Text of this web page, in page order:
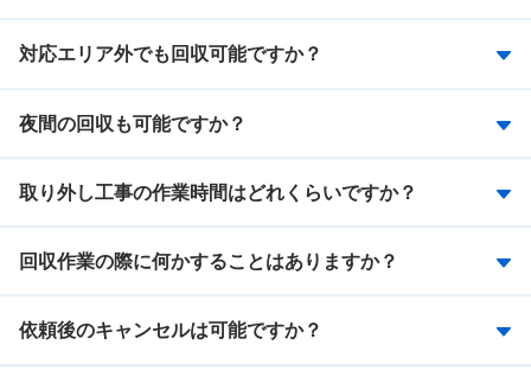
対応エリア外でも回収可能ですか？
夜間の回収も可能ですか？
取り外し工事の作業時間はどれくらいですか？
回収作業の際に何かすることはありますか？
依頼後のキャンセルは可能ですか？